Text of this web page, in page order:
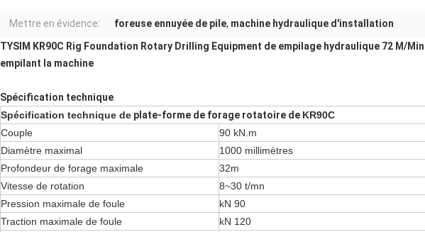
Mettre en évidence: foreuse ennuyée de pile, machine hydraulique d'installation
TYSIM KR90C Rig Foundation Rotary Drilling Equipment de empilage hydraulique 72 M/
empilant la machine
Spécification technique
Spécification technique de plate-forme de forage rotatoire de KR90C
Couple
90 kN.m
Diamètre maximal
1000 millimètres
Profondeur de forage maximale
32m
Vitesse de rotation
8~30 t/mn
Pression maximale de foule
kN 90
Traction maximale de foule
kN 120